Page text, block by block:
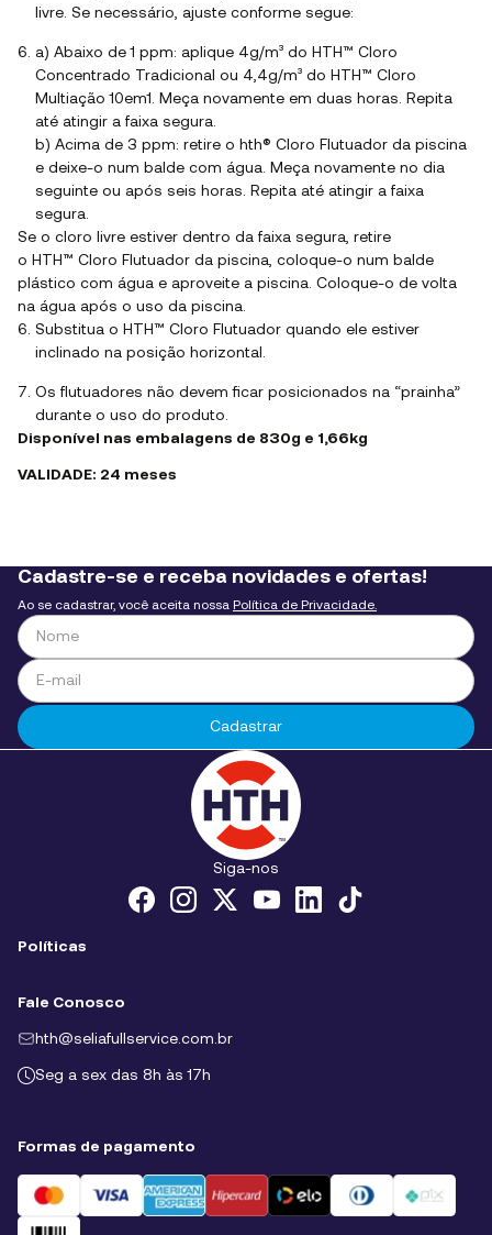
livre. Se necessário, ajuste conforme segue:
a) Abaixo de 1 ppm: aplique 4g/m³ do HTH™ Cloro
Concentrado Tradicional ou 4,4g/m³ do HTH™ Cloro
Multiação 10em1. Meça novamente em duas horas. Repita
até atingir a faixa segura.
b) Acima de 3 ppm: retire o hth® Cloro Flutuador da piscina
e deixe-o num balde com água. Meça novamente no dia
seguinte ou após seis horas. Repita até atingir a faixa
segura.
Se o cloro livre estiver dentro da faixa segura, retire
o HTH™ Cloro Flutuador da piscina, coloque-o num balde
plástico com água e aproveite a piscina. Coloque-o de volta
na água após o uso da piscina.
Substitua o HTH™ Cloro Flutuador quando ele estiver
inclinado na posição horizontal.
Os flutuadores não devem ficar posicionados na “prainha”
durante o uso do produto.
Disponível nas embalagens de 830g e 1,66kg
VALIDADE: 24 meses
Cadastre-se e receba novidades e ofertas!
Ao se cadastrar, você aceita nossa Política de Privacidade.
Cadastrar
Siga-nos
Políticas
Fale Conosco
hth@seliafullservice.com.br
Seg a sex das 8h às 17h
Formas de pagamento